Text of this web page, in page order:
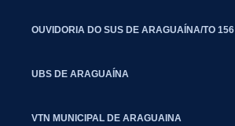
OUVIDORIA DO SUS DE ARAGUAÍNA/TO 156
UBS DE ARAGUAÍNA
VTN MUNICIPAL DE ARAGUAINA